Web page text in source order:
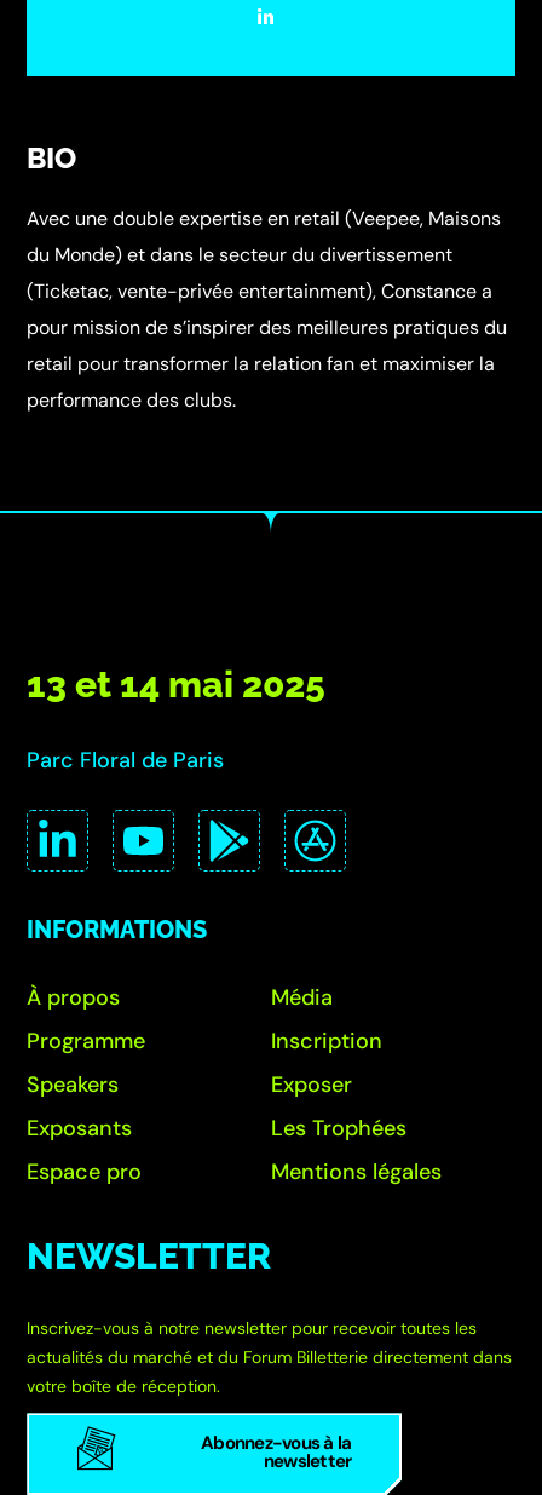
BIO
Avec une double expertise en retail (Veepee, Maisons
du Monde) et dans le secteur du divertissement
(Ticketac, vente-privée entertainment), Constance a
pour mission de s’inspirer des meilleures pratiques du
retail pour transformer la relation fan et maximiser la
performance des clubs.
13 et 14 mai 2025
Parc Floral de Paris
INFORMATIONS
À propos
Programme
Speakers
Exposants
Espace pro
Média
Inscription
Exposer
Les Trophées
Mentions légales
NEWSLETTER
Inscrivez-vous à notre newsletter pour recevoir toutes les
actualités du marché et du Forum Billetterie directement dans
votre boîte de réception.
Abonnez-vous à la
newsletter